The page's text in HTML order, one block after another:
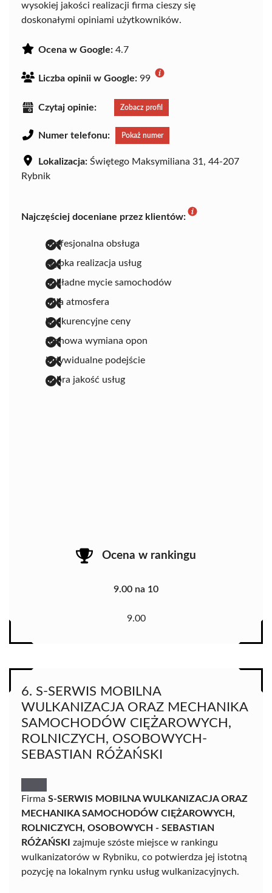
wysokiej jakości realizacji firma cieszy się
doskonałymi opiniami użytkowników.
Ocena w Google: 4.7
Liczba opinii w Google: 99
Czytaj opinie: Zobacz profil
Numer telefonu: Pokaż numer
Lokalizacja: Świętego Maksymiliana 31, 44-207
Rybnik
Najczęściej doceniane przez klientów:
profesjonalna obsługa
szybka realizacja usług
dokładne mycie samochodów
miła atmosfera
konkurencyjne ceny
fachowa wymiana opon
indywidualne podejście
dobra jakość usług
Ocena w rankingu
9.00 na 10
9.00
6. S-SERWIS MOBILNA
WULKANIZACJA ORAZ MECHANIKA
SAMOCHODÓW CIĘŻAROWYCH,
ROLNICZYCH, OSOBOWYCH-
SEBASTIAN RÓŻAŃSKI
Firma S-SERWIS MOBILNA WULKANIZACJA ORAZ
MECHANIKA SAMOCHODÓW CIĘŻAROWYCH,
ROLNICZYCH, OSOBOWYCH - SEBASTIAN
RÓŻAŃSKI zajmuje szóste miejsce w rankingu
wulkanizatorów w Rybniku, co potwierdza jej istotną
pozycję na lokalnym rynku usług wulkanizacyjnych.